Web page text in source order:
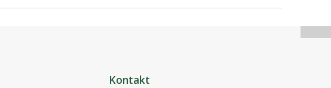
Kontakt